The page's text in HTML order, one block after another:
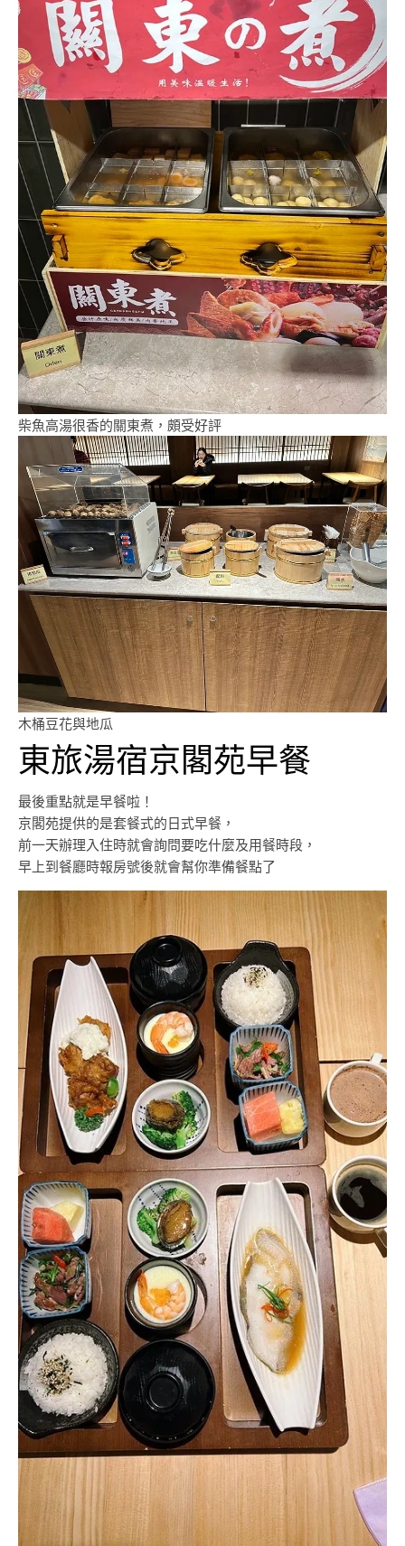
柴魚高湯很香的關東煮，頗受好評
木桶豆花與地瓜
東旅湯宿京閣苑早餐
最後重點就是早餐啦！
京閣苑提供的是套餐式的日式早餐，
前一天辦理入住時就會詢問要吃什麼及用餐時段，
早上到餐廳時報房號後就會幫你準備餐點了